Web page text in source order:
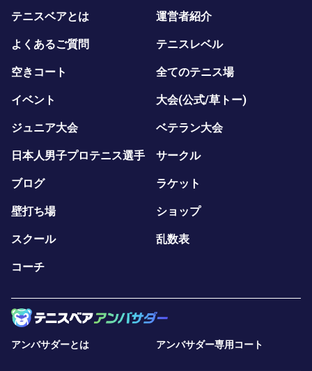
テニスベアとは 運営者紹介
よくあるご質問 テニスレベル
空きコート 全てのテニス場
イベント 大会(公式/草トー)
ジュニア大会 ベテラン大会
日本人男子プロテニス選手 サークル
ブログ ラケット
壁打ち場 ショップ
スクール 乱数表
コーチ
アンバサダーとは アンバサダー専用コート